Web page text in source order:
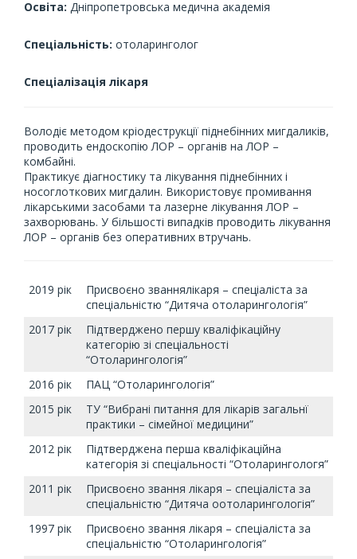
Освіта: Дніпропетровська медична академія
Спеціальність: отоларинголог
Спеціалізація лікаря
Володіє методом кріодеструкції піднебінних мигдаликів,
проводить ендоскопію ЛОР – органів на ЛОР –
комбайні.
Практикує діагностику та лікування піднебінних і
носоглоткових мигдалин. Використовує промивання
лікарськими засобами та лазерне лікування ЛОР –
захворювань. У більшості випадків проводить лікування
ЛОР – органів без оперативних втручань.
2019 рік
Присвоєно званнялікаря – спеціаліста за
спеціальністю “Дитяча отоларингологія”
2017 рік
Підтверджено першу кваліфікаційну
категорію зі спеціальності
“Отоларингологія”
2016 рік
ПАЦ “Отоларингологія”
2015 рік
ТУ “Вибрані питання для лікарів загальнї
практики – сімейної медицини”
2012 рік
Підтверджена перша кваліфікаційна
категорія зі спеціальності “Отоларингологя”
2011 рік
Присвоєно звання лікаря – спеціаліста за
спеціальністю “Дитяча оотоларингологія”
1997 рік
Присвоєно звання лікаря – спеціаліста за
спеціальністю “Отоларингологія”